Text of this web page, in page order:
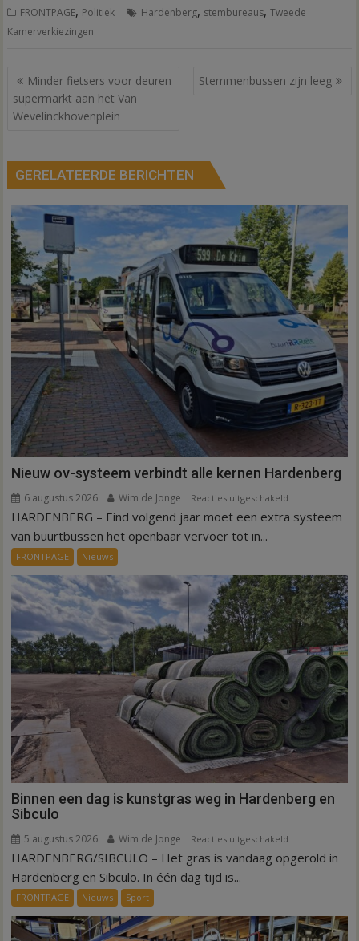
FRONTPAGE, Politiek Hardenberg, stembureaus,Tweede
Kamerverkiezingen
Bericht
navigatie
Minder fietsers voor deuren
supermarkt aan het Van
Wevelinckhovenplein
Stemmenbussen zijn leeg
GERELATEERDE BERICHTEN
Nieuw ov-systeem verbindt alle kernen Hardenberg
6 augustus 2026 Wim de Jonge Reacties uitgeschakeld
Nieuw
alle
kernen
Hardenberg
HARDENBERG – Eind volgend jaar moet een extra systeem
van buurtbussen het openbaar vervoer tot in...
FRONTPAGE Nieuws
Binnen een dag is kunstgras weg in Hardenberg en
Sibculo
5 augustus 2026 Wim de Jonge Reacties uitgeschakeld
Binnen
kunstgras
HARDENBERG/SIBCULO – Het gras is vandaag opgerold in
Hardenberg en Sibculo. In één dag tijd is...
FRONTPAGE Nieuws Sport